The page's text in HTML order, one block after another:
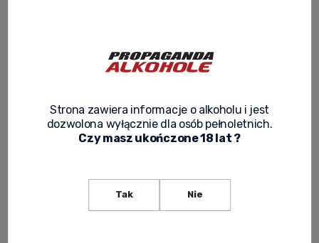
extra anejo lub muy anejo - leżakuje w beczkach
dębowych od 3 do 9 lat.
tequilę i zagryzamy ją cytryną (lub pomarańczą / limonką).
Starzone, szlachetne tequile pijemy samą ze specjalnego szkła.
Filter/sort
Strona zawiera informacje o alkoholu i jest
dozwolona wyłącznie dla osób pełnoletnich.
Czy masz ukończone 18 lat ?
Tak Nie